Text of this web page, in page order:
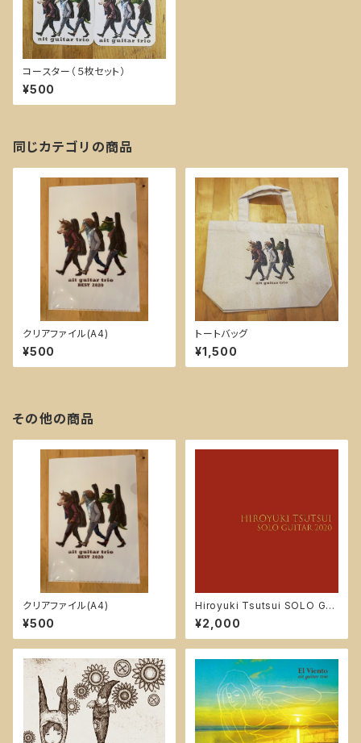
コースター（５枚セット）
¥500
同じカテゴリの商品
クリアファイル(A4)
¥500
トートバッグ
¥1,500
その他の商品
クリアファイル(A4)
¥500
Hiroyuki Tsutsui SOLO GUI
TAR 2020
¥2,000